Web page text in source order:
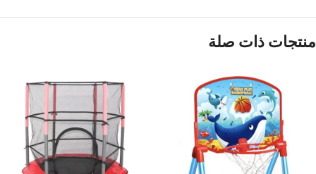
منتجات ذات صلة